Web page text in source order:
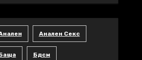
Анален Секс
Бдсм